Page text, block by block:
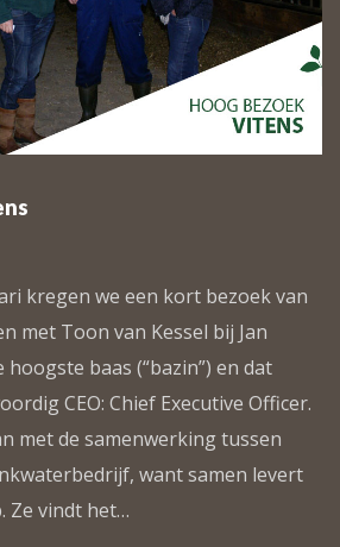
kregen we een kort bezoek van
met Toon van Kessel bij Jan
hoogste baas (“bazin”) en dat
CEO: Chief Executive Officer.
met de samenwerking tussen
want samen levert
Ze vindt het…